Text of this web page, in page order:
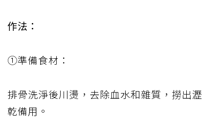
作法：
①準備食材：
排骨洗淨後川燙，去除血水和雜質，撈出瀝
乾備用。